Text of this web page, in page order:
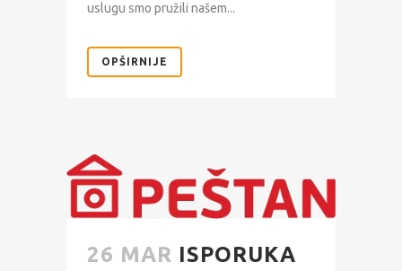
uslugu smo pružili našem...
OPŠIRNIJE
26 MAR ISPORUKA